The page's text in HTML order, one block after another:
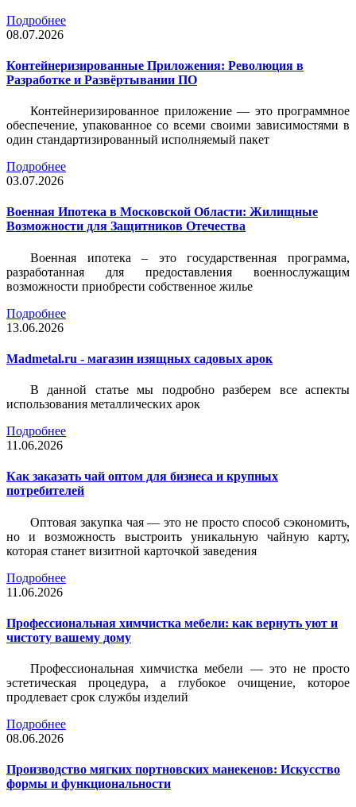
Подробнее
08.07.2026
Контейнеризированные Приложения: Революция в
Разработке и Развёртывании ПО
Контейнеризированное приложение — это программное
обеспечение, упакованное со всеми своими зависимостями в
один стандартизированный исполняемый пакет
Подробнее
03.07.2026
Военная Ипотека в Московской Области: Жилищные
Возможности для Защитников Отечества
Военная ипотека – это государственная программа,
разработанная для предоставления военнослужащим
возможности приобрести собственное жилье
Подробнее
13.06.2026
Madmetal.ru - магазин изящных садовых арок
В данной статье мы подробно разберем все аспекты
использования металлических арок
Подробнее
11.06.2026
Как заказать чай оптом для бизнеса и крупных
потребителей
Оптовая закупка чая — это не просто способ сэкономить,
но и возможность выстроить уникальную чайную карту,
которая станет визитной карточкой заведения
Подробнее
11.06.2026
Профессиональная химчистка мебели: как вернуть уют и
чистоту вашему дому
Профессиональная химчистка мебели — это не просто
эстетическая процедура, а глубокое очищение, которое
продлевает срок службы изделий
Подробнее
08.06.2026
Производство мягких портновских манекенов: Искусство
формы и функциональности